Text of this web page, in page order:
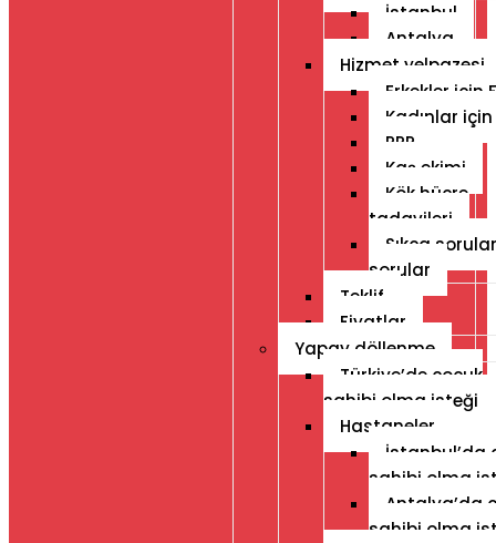
İstanbul
Antalya
Hizmet yelpazesi
Erkekler için
Kadınlar için
PRP
Kaş ekimi
Kök hücre
tadavileri
Sıkça
sorular
Teklif
Fiyatlar
Yapay döllenme
Türkiye’de çocuk
sahibi olma isteği
Hastaneler
İstanbul’da
sahibi olma
Antalya’da
sahibi olma